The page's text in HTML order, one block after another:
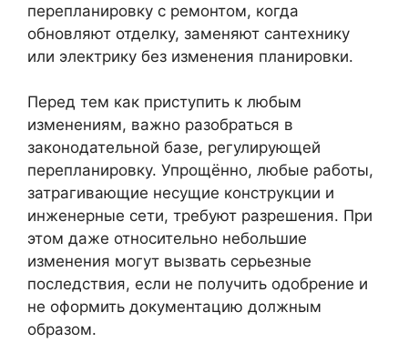
перепланировку с ремонтом, когда
обновляют отделку, заменяют сантехнику
или электрику без изменения планировки.
Перед тем как приступить к любым
изменениям, важно разобраться в
законодательной базе, регулирующей
перепланировку. Упрощённо, любые работы,
затрагивающие несущие конструкции и
инженерные сети, требуют разрешения. При
этом даже относительно небольшие
изменения могут вызвать серьезные
последствия, если не получить одобрение и
не оформить документацию должным
образом.